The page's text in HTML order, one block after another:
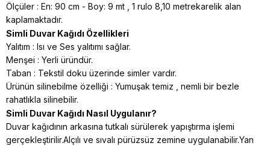
Ölçüler : En: 90 cm - Boy: 9 mt , 1 rulo 8,10 metrekarelik alan
kaplamaktadır.
Simli Duvar Kağıdı Özellikleri
Yalıtım : Isı ve Ses yalıtımı sağlar.
Menşei : Yerli üründür.
Taban : Tekstil doku üzerinde simler vardır.
Ürünün silinebilme özelliği : Yumuşak temiz , nemli bir bezle
rahatlıkla silinebilir.
Simli Duvar Kağıdı Nasıl Uygulanır?
Duvar kağıdının arkasına tutkalı sürülerek yapıştırma işlemi
gerçekleştirilir.Alçılı ve sıvalı pürüzsüz zemine uygulanabilir.Yan